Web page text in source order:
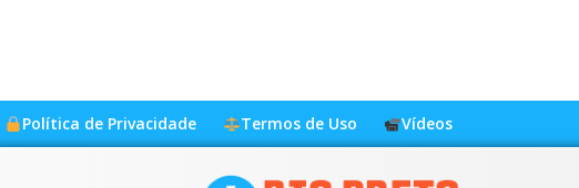
Política de Privacidade Termos de Uso Vídeos